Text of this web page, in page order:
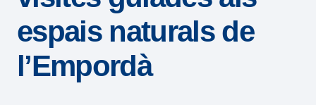
espais naturals de
l’Empordà